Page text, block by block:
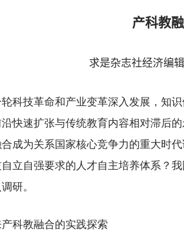
产科教
求是杂志社经济编
技革命和产业变革深入发展，知识
快速扩张与传统教育内容相对滞后
成为关系国家核心竞争力的重大时
立自强要求的人才自主培养体系？
研。
科教融合的实践探索